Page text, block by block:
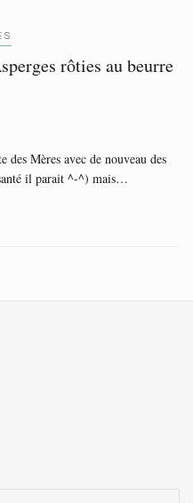
rôties au beurre
des Mères avec de nouveau des
il parait ^-^) mais…